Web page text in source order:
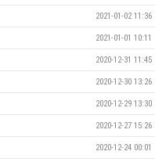
2021-01-02 11:36
2021-01-01 10:11
2020-12-31 11:45
2020-12-30 13:26
2020-12-29 13:30
2020-12-27 15:26
2020-12-24 00:01